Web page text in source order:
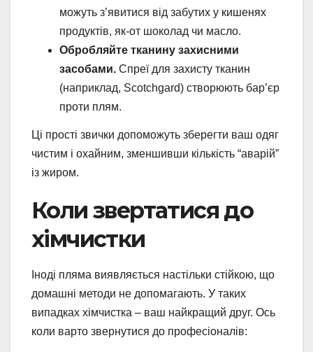
можуть з’явитися від забутих у кишенях
продуктів, як-от шоколад чи масло.
Обробляйте тканину захисними
засобами. Спреї для захисту тканин
(наприклад, Scotchgard) створюють бар’єр
проти плям.
Ці прості звички допоможуть зберегти ваш одяг
чистим і охайним, зменшивши кількість “аварій”
із жиром.
Коли звертатися до
хімчистки
Іноді пляма виявляється настільки стійкою, що
домашні методи не допомагають. У таких
випадках хімчистка – ваш найкращий друг. Ось
коли варто звернутися до професіоналів: